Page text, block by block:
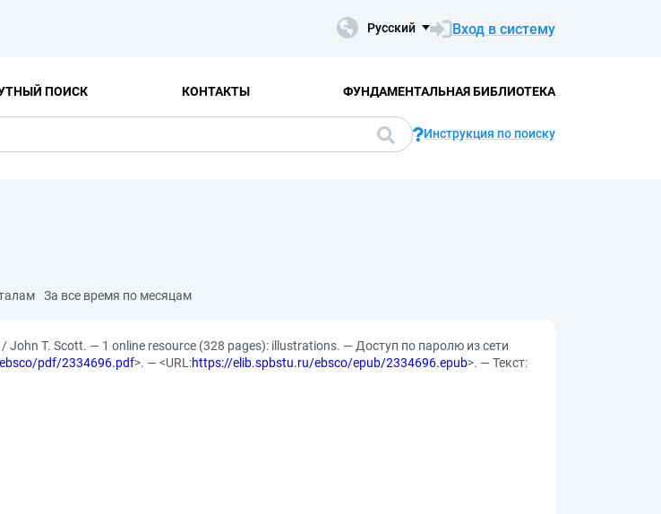
Русский Вход в систему
ПОИСК КОНТАКТЫ ФУНДАМЕНТАЛЬНАЯ БИБЛИОТЕКА
Инструкция по поиску
За все время по месяцам
John T. Scott. — 1 online resource (328 pages): illustrations. — Доступ по паролю из сети
pdf/2334696.pdf>. — <URL:https://elib.spbstu.ru/ebsco/epub/2334696.epub>. — Текст: